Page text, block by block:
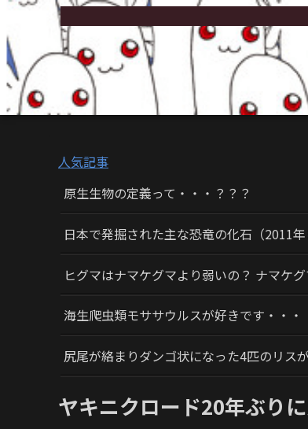
人気記事
原生生物の定義って・・・？？？
日本で発掘された主な恐竜の化石（2011年
ヒグマはナマケグマより弱いの？ ナマケ
海生爬虫類モササウルスが好きです・・
尻尾が絡まりダンゴ状になった4匹のリス
ヤキニクロード20年ぶり